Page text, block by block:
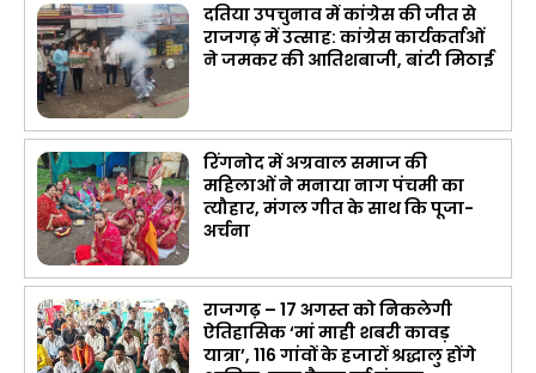
दतिया उपचुनाव में कांग्रेस की जीत से
राजगढ़ में उत्साह: कांग्रेस कार्यकर्ताओं
ने जमकर की आतिशबाजी, बांटी मिठाई
रिंगनोद में अग्रवाल समाज की
महिलाओं ने मनाया नाग पंचमी का
त्यौहार, मंगल गीत के साथ कि पूजा-
अर्चना
राजगढ़ – 17 अगस्त को निकलेगी
ऐतिहासिक ‘मां माही शबरी कावड़
यात्रा’, 116 गांवों के हजारों श्रद्धालु होंगे